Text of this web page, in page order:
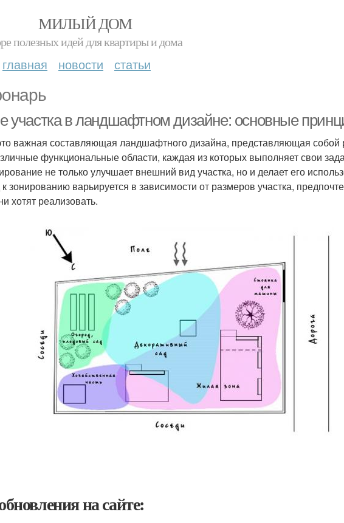
МИЛЫЙ ДОМ
полезных идей для квартиры и дома
главная новости статьи
участка в ландшафтном дизайне: основные
важная составляющая ландшафтного дизайна, представляющая собой
функциональные области, каждая из которых выполняет свои
не только улучшает внешний вид участка, но и делает его
зонированию варьируется в зависимости от размеров участка,
хотят реализовать.
на сайте: